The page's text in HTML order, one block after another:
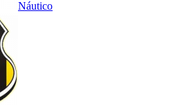
Náutico